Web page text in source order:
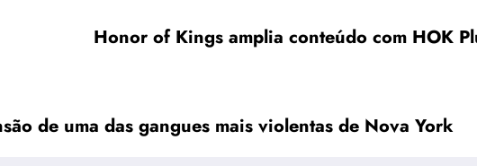
Honor of Kings amplia conteúdo com HOK
de uma das gangues mais violentas de Nova York